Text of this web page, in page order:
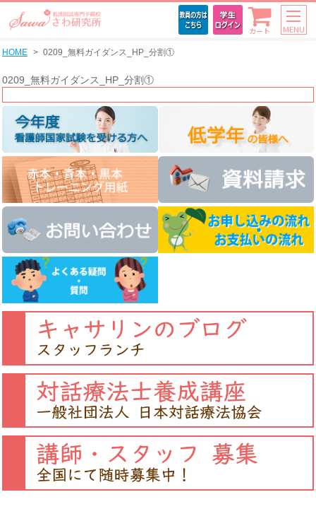
カート MENU
HOME 0209_無料ガイダンス_HP_分割①
0209_無料ガイダンス_HP_分割①